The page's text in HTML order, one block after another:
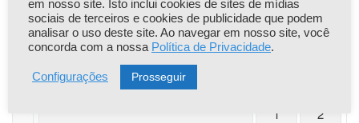
agosto 2026
S T Q Q
1 2
em nosso site. Isto inclui cookies de sites de mídias
sociais de terceiros e cookies de publicidade que podem
analisar o uso deste site. Ao navegar em nosso site, você
concorda com a nossa Política de Privacidade.
Configurações Prosseguir